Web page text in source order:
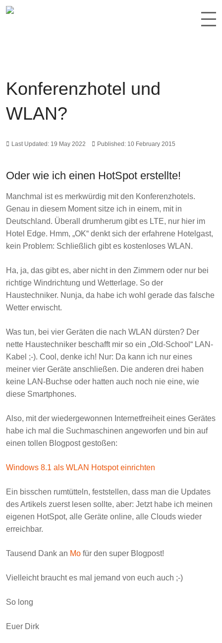
Konferenzhotel und
WLAN?
Published: 10 February 2015
Last Updated: 19 May 2022
Oder wie ich einen HotSpot erstellte!
Manchmal ist es merkwürdig mit den Konferenzhotels.
Genau in diesem Moment sitze ich in einem, mit in
Deutschland. Überall drumherum gibt es LTE, nur hier im
Hotel Edge. Hmm, „OK“ denkt sich der erfahrene Hotelgast,
kein Problem: Schließlich gibt es kostenloses WLAN.
Ha, ja, das gibt es, aber nicht in den Zimmern oder nur bei
richtige Windrichtung und Wetterlage. So der
Haustechniker. Nunja, da habe ich wohl gerade das falsche
Wetter erwischt.
Was tun, bei vier Geräten die nach WLAN dürsten? Der
nette Haustechniker beschafft mir so ein „Old-School“ LAN-
Kabel ;-). Cool, denke ich! Nur: Da kann ich nur eines
meiner vier Geräte anschließen. Die anderen drei haben
keine LAN-Buchse oder hatten auch noch nie eine, wie
diese Smartphones.
Also, mit der wiedergewonnen Internetfreiheit eines Gerätes
habe ich mal die Suchmaschinen angeworfen und bin auf
einen tollen Blogpost gestoßen:
Windows 8.1 als WLAN Hotspot einrichten
Ein bisschen rumtütteln, feststellen, dass man die Updates
des Artikels zuerst lesen sollte, aber: Jetzt habe ich meinen
eigenen HotSpot, alle Geräte online, alle Clouds wieder
erreichbar.
Tausend Dank an Mo für den super Blogpost!
Vielleicht braucht es mal jemand von euch auch ;-)
So long
Euer Dirk